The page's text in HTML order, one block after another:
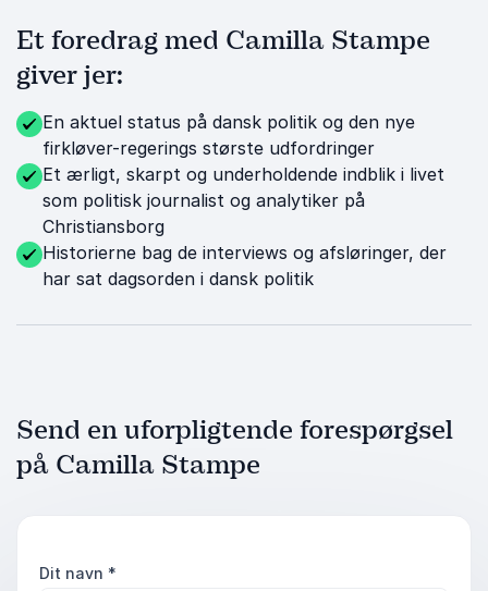
Et foredrag med Camilla Stampe
giver jer:
En aktuel status på dansk politik og den nye
firkløver-regerings største udfordringer
Et ærligt, skarpt og underholdende indblik i livet
som politisk journalist og analytiker på
Christiansborg
Historierne bag de interviews og afsløringer, der
har sat dagsorden i dansk politik
Send en uforpligtende forespørgsel
på Camilla Stampe
Dit navn *